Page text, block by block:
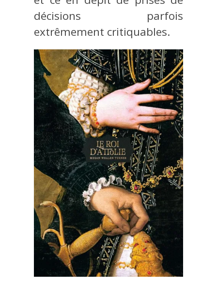
décisions parfois
extrêmement critiquables.